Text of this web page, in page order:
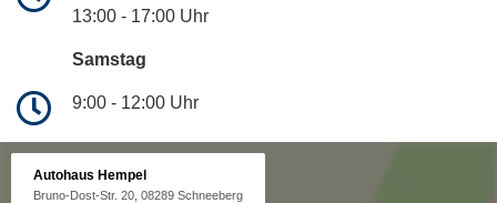
13:00 - 17:00 Uhr
Samstag
9:00 - 12:00 Uhr
Autohaus Hempel
Bruno-Dost-Str. 20, 08289 Schneeberg